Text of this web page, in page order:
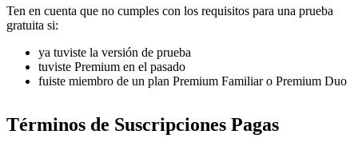
Ten en cuenta que no cumples con los requisitos para una prueba
gratuita si:
ya tuviste la versión de prueba
tuviste Premium en el pasado
fuiste miembro de un plan Premium Familiar o Premium Duo
Términos de Suscripciones Pagas